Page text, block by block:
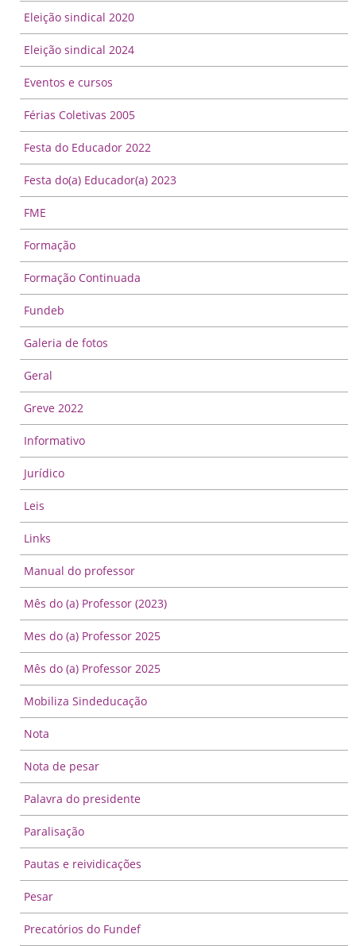
Eleição sindical 2020
Eleição sindical 2024
Eventos e cursos
Férias Coletivas 2005
Festa do Educador 2022
Festa do(a) Educador(a) 2023
FME
Formação
Formação Continuada
Fundeb
Galeria de fotos
Geral
Greve 2022
Informativo
Jurídico
Leis
Links
Manual do professor
Mês do (a) Professor (2023)
Mes do (a) Professor 2025
Mês do (a) Professor 2025
Mobiliza Sindeducação
Nota
Nota de pesar
Palavra do presidente
Paralisação
Pautas e reividicações
Pesar
Precatórios do Fundef